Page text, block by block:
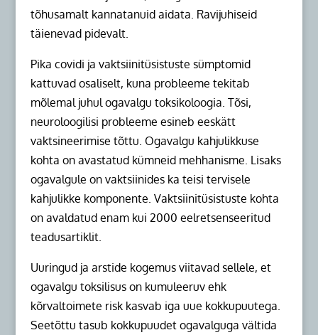
tõhusamalt kannatanuid aidata. Ravijuhiseid
täienevad pidevalt.
Pika covidi ja vaktsiinitüsistuste sümptomid
kattuvad osaliselt, kuna probleeme tekitab
mõlemal juhul ogavalgu toksikoloogia. Tõsi,
neuroloogilisi probleeme esineb eeskätt
vaktsineerimise tõttu. Ogavalgu kahjulikkuse
kohta on avastatud kümneid mehhanisme. Lisaks
ogavalgule on vaktsiinides ka teisi tervisele
kahjulikke komponente. Vaktsiinitüsistuste kohta
on avaldatud enam kui 2000 eelretsenseeritud
teadusartiklit.
Uuringud ja arstide kogemus viitavad sellele, et
ogavalgu toksilisus on kumuleeruv ehk
kõrvaltoimete risk kasvab iga uue kokkupuutega.
Seetõttu tasub kokkupuudet ogavalguga vältida